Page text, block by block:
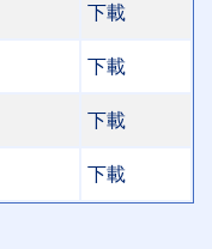
下載
下載
下載
下載